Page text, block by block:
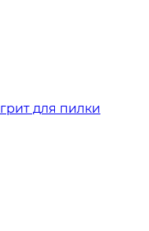
для пилки